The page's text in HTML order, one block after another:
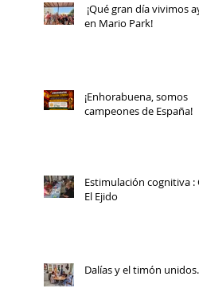
¡Qué gran día vivimos
en Mario Park!
¡Enhorabuena, somos
campeones de España!
Estimulación cognitiva :
El Ejido
Dalías y el timón unidos.